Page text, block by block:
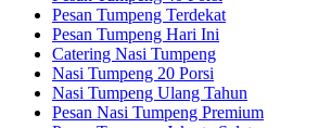
Pesan Tumpeng Terdekat
Pesan Tumpeng Hari Ini
Catering Nasi Tumpeng
Nasi Tumpeng 20 Porsi
Nasi Tumpeng Ulang Tahun
Pesan Nasi Tumpeng Premium